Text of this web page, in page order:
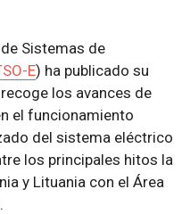
Sistemas de
E) ha publicado su
los avances de
el funcionamiento
del sistema eléctrico
los principales hitos la
y Lituania con el Área